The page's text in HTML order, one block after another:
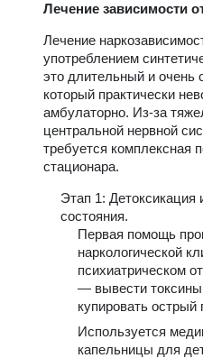
Лечение зависимости
Лечение
употреблением
это длительный и очень
который практически
амбулаторно. Из-за
центральной нервной
требуется комплексная
стационара.
Этап 1: Детоксикация
состояния.
Первая помощь
наркологической
психиатрическом
— вывести токсины
купировать острый
Используется
капельницы для